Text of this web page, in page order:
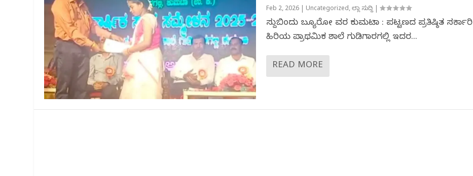
Feb 2, 2026| Uncategorized,ಜಿಲ್ಲಾ ಸುದ್ದಿ|
ಸುದ್ದಿಬಿಂದು ಬ್ಯೂರೋ ವರದಿ ಕುಮಟಾ : ಪಟ್ಟಣದ ಪ್ರತಿಷ್ಠಿತ ಸರ್ಕಾರಿ
ಹಿರಿಯ ಪ್ರಾಥಮಿಕ ಶಾಲೆ ಗುಡಿಗಾರಗಲ್ಲಿ ಇದರ...
READ MORE